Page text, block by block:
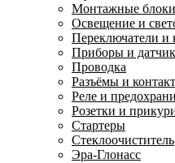
Монтажные блоки
Освещение и
Переключатели и
Приборы и
Проводка
Разъёмы и
Реле и
Розетки и
Стартеры
Стеклоочиститель
Эра-Глонасс